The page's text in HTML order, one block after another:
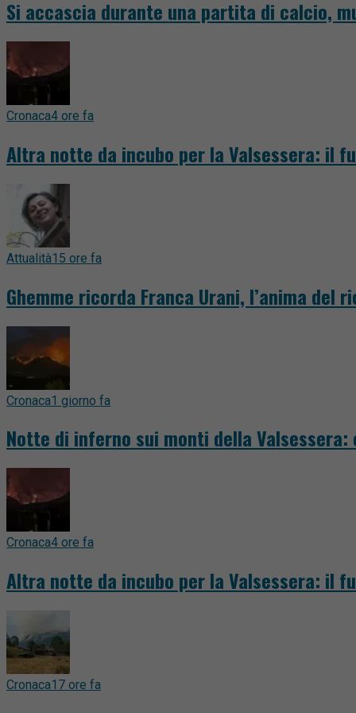
Si accascia durante una partita di calcio,
Cronaca4 ore fa
Altra notte da incubo per la Valsessera: il
Attualità15 ore fa
Ghemme ricorda Franca Urani, l’anima
Cronaca1 giorno fa
Notte di inferno sui monti della Valsessera:
Cronaca4 ore fa
Altra notte da incubo per la Valsessera: il
Cronaca17 ore fa